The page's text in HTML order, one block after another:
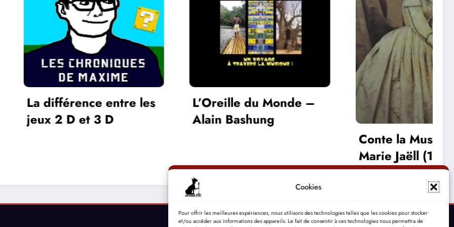
Cookies
Pour offrir les meilleures expériences, nous utilisons des technologies telles que les cookies pour stocker
et/ou accéder aux informations des appareils. Le fait de consentir à ces technologies nous permettra de
les
L’Oreille du Monde –
Alain Bashung
1925) Pianiste,
compositrice et
pédagogue
Mot